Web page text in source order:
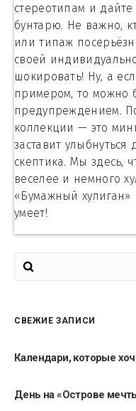
стереотипам и
бунтарю. Не важно,
или типаж
своей
шокировать! Ну, а
примером, то можно
предупреждением.
коллекции — это
заставит улыбнуться
скептика. Мы здесь,
веселее и немного
«Бумажный хулиган»
умеет!
СВЕЖИЕ ЗАПИСИ
Календари, которые
День на «Острове